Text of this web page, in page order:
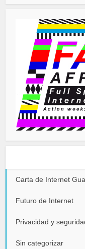
Carta de Internet
Futuro de Internet
Privacidad y
Sin categorizar